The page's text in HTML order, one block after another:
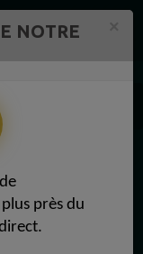
NOTRE
près du